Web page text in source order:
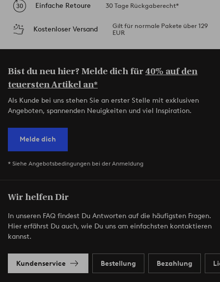
Einfache Retoure 30 Tage Rückgaberecht*
Kostenloser Versand
Gilt für normale Pakete über 129
EUR
Bist du neu hier? Melde dich für40% auf den
teuersten Artikel an*
Als Kunde bei uns stehen Sie an erster Stelle mit exklusiven
Angeboten, spannenden Neuigkeiten und viel Inspiration.
Melde dich
* Siehe Angebotsbedingungen bei der Anmeldung
Wir helfen Dir
In unseren FAQ findest Du Antworten auf die häufigsten Fragen.
Hier erfährst Du auch, wie Du uns am einfachsten kontaktieren
kannst.
Kundenservice Bestellung Bezahlung